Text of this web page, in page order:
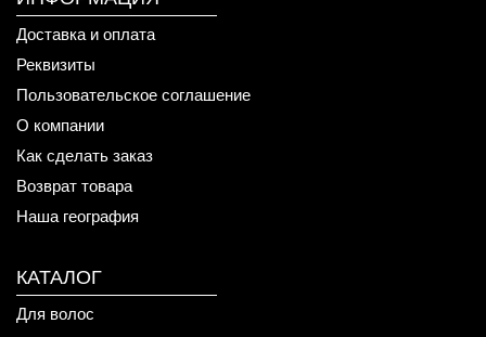
Доставка и оплата
Реквизиты
Пользовательское соглашение
О компании
Как сделать заказ
Возврат товара
Наша география
КАТАЛОГ
Для волос